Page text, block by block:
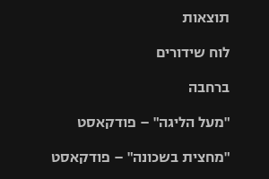
תוצאות
לוח שידורים
ברחבה
"מעל הליגה" – פודקאסט
"מחצית בשכונה" – פודקאסט